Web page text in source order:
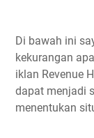
Di bawah ini
kekurangan
iklan Revenue
dapat menjadi
menentukan